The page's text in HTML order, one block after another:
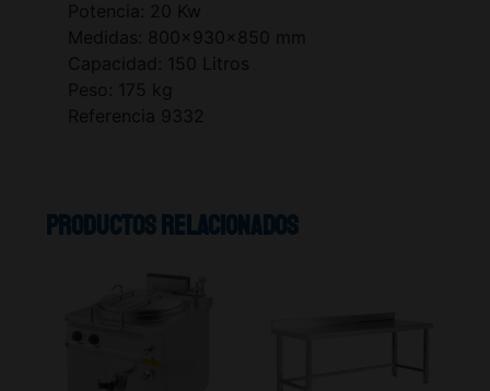
Potencia: 20 Kw
Medidas: 800x930x850 mm
Capacidad: 150 Litros
Peso: 175 kg
Referencia 9332
Productos relacionados